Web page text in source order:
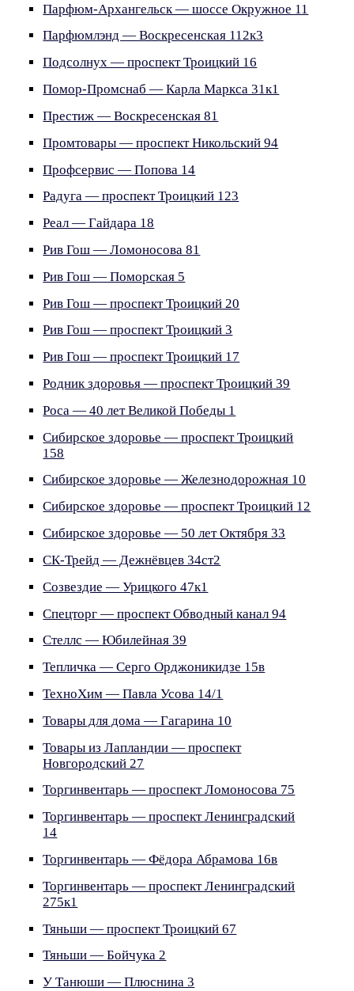
Парфюм-Архангельск — шоссе Окружное 11
Парфюмлэнд — Воскресенская 112к3
Подсолнух — проспект Троицкий 16
Помор-Промснаб — Карла Маркса 31к1
Престиж — Воскресенская 81
Промтовары — проспект Никольский 94
Профсервис — Попова 14
Радуга — проспект Троицкий 123
Реал — Гайдара 18
Рив Гош — Ломоносова 81
Рив Гош — Поморская 5
Рив Гош — проспект Троицкий 20
Рив Гош — проспект Троицкий 3
Рив Гош — проспект Троицкий 17
Родник здоровья — проспект Троицкий 39
Роса — 40 лет Великой Победы 1
Сибирское здоровье — проспект Троицкий
158
Сибирское здоровье — Железнодорожная 10
Сибирское здоровье — проспект Троицкий 12
Сибирское здоровье — 50 лет Октября 33
СК-Трейд — Дежнёвцев 34ст2
Созвездие — Урицкого 47к1
Спецторг — проспект Обводный канал 94
Стеллс — Юбилейная 39
Тепличка — Серго Орджоникидзе 15в
ТехноХим — Павла Усова 14/1
Товары для дома — Гагарина 10
Товары из Лапландии — проспект
Новгородский 27
Торгинвентарь — проспект Ломоносова 75
Торгинвентарь — проспект Ленинградский
14
Торгинвентарь — Фёдора Абрамова 16в
Торгинвентарь — проспект Ленинградский
275к1
Тяньши — проспект Троицкий 67
Тяньши — Бойчука 2
У Танюши — Плюснина 3